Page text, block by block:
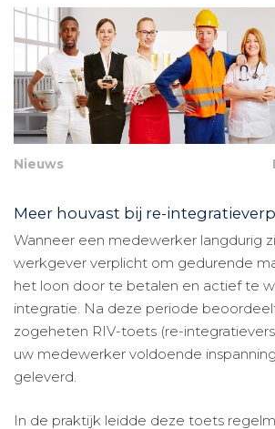
Nieuws
Meer houvast bij re-
Wanneer een medewerker langdurig
werkgever verplicht om gedurende
het loon door te betalen en actief te
integratie. Na deze periode
zogeheten RIV-toets (re-
uw medewerker voldoende
geleverd.
In de praktijk leidde deze toets